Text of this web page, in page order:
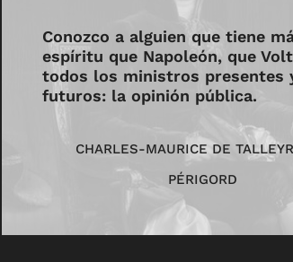
Conozco a alguien que tiene
espíritu que Napoleón, que
todos los ministros presentes
futuros: la opinión pública.
CHARLES-MAURICE DE
PÉRIGORD